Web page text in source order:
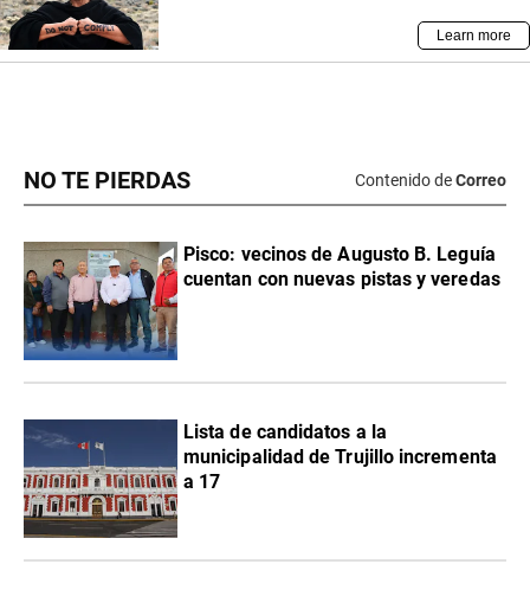
NO TE PIERDAS Contenido deCorreo
Pisco: vecinos de Augusto B. Leguía
cuentan con nuevas pistas y veredas
Lista de candidatos a la
municipalidad de Trujillo incrementa
a 17